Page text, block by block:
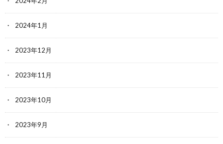
2024年1月
2023年12月
2023年11月
2023年10月
2023年9月